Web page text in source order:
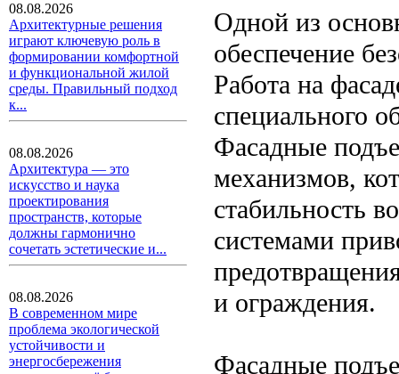
08.08.2026
Архитектурные решения
играют ключевую роль в
формировании комфортной
и функциональной жилой
среды. Правильный подход
к...
08.08.2026
Архитектура — это
искусство и наука
проектирования
пространств, которые
должны гармонично
сочетать эстетические и...
08.08.2026
В современном мире
проблема экологической
устойчивости и
энергосбережения
Одной из
обеспечение
Работа на
специального
Фасадные
механизмов,
стабильность
системами
и ограждения.
Фасадные